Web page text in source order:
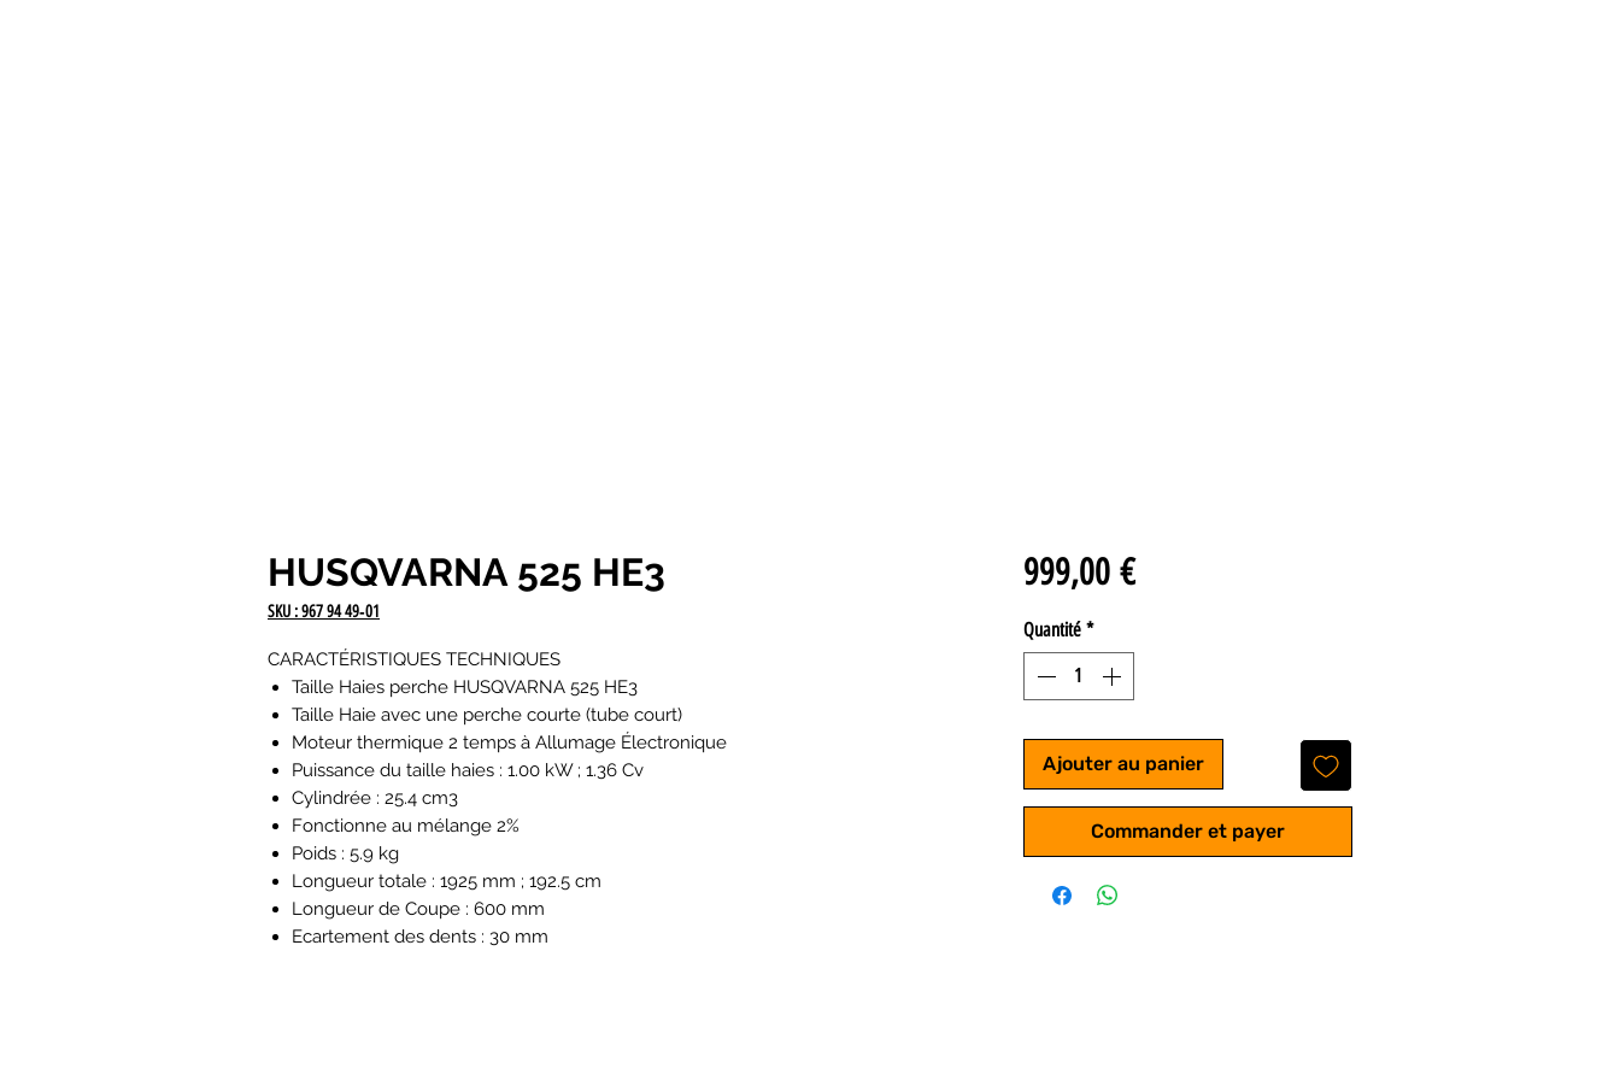
HUSQVARNA 525 HE3
SKU : 967 94 49‑01
CARACTÉRISTIQUES TECHNIQUES
Taille Haies perche HUSQVARNA 525 HE3
Taille Haie avec une perche courte (tube court)
Moteur thermique 2 temps à Allumage Électronique
Puissance du taille haies : 1.00 kW ; 1.36 Cv
Cylindrée : 25.4 cm3
Fonctionne au mélange 2%
Poids : 5.9 kg
Longueur totale : 1925 mm ; 192.5 cm
Longueur de Coupe : 600 mm
Ecartement des dents : 30 mm
999,00 €Prix
Quantité *
Ajouter au panier
Commander et payer